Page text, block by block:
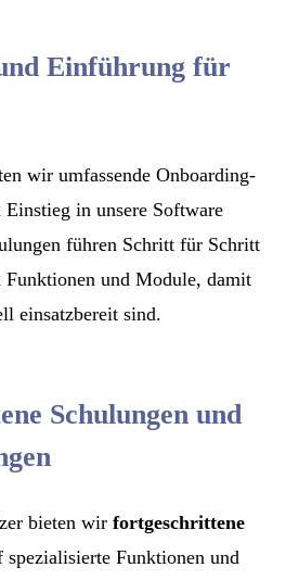
Einführung für
wir umfassende Onboarding-
Einstieg in unsere Software
führen Schritt für Schritt
und Module, damit
einsatzbereit sind.
Schulungen und
bieten wir fortgeschrittene
spezialisierte Funktionen und